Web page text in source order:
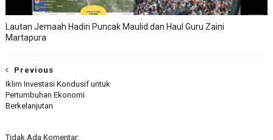
Lautan Jemaah Hadiri Puncak Maulid dan Haul Guru Zaini
Martapura
Previous
Iklim Investasi Kondusif untuk
Pertumbuhan Ekonomi
Berkelanjutan
Tidak Ada Komentar: